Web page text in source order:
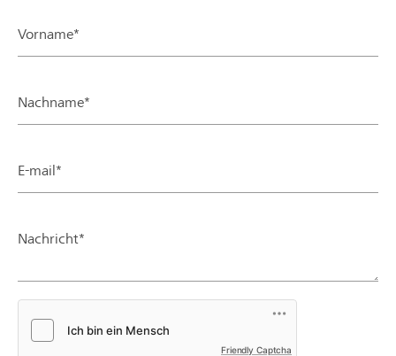
Vorname*
Nachname*
E-mail*
Nachricht*
Friendly Captcha